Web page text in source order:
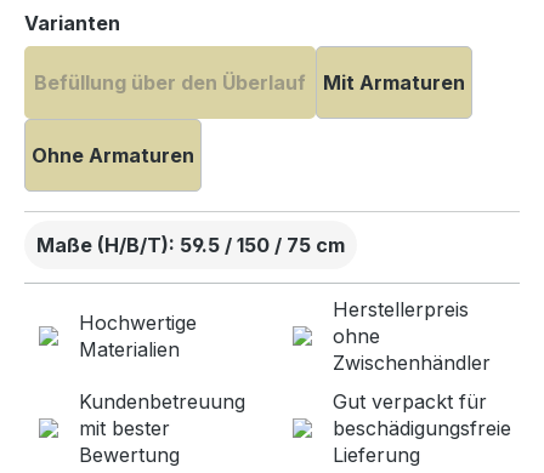
Varianten
Befüllung über den Überlauf Mit Armaturen
Ohne Armaturen
Maße (H/B/T): 59.5 / 150 / 75 cm
Hochwertige
Materialien
Herstellerpreis
ohne
Zwischenhändler
Kundenbetreuung
mit bester
Bewertung
Gut verpackt für
beschädigungsfreie
Lieferung